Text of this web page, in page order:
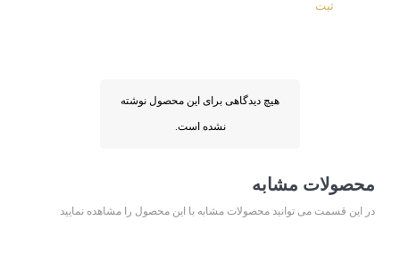
هیچ دیدگاهی برای این محصول نوشته
نشده است.
محصولات مشابه
در این قسمت می توانید محصولات مشابه با این محصول را مشاهده نمایید